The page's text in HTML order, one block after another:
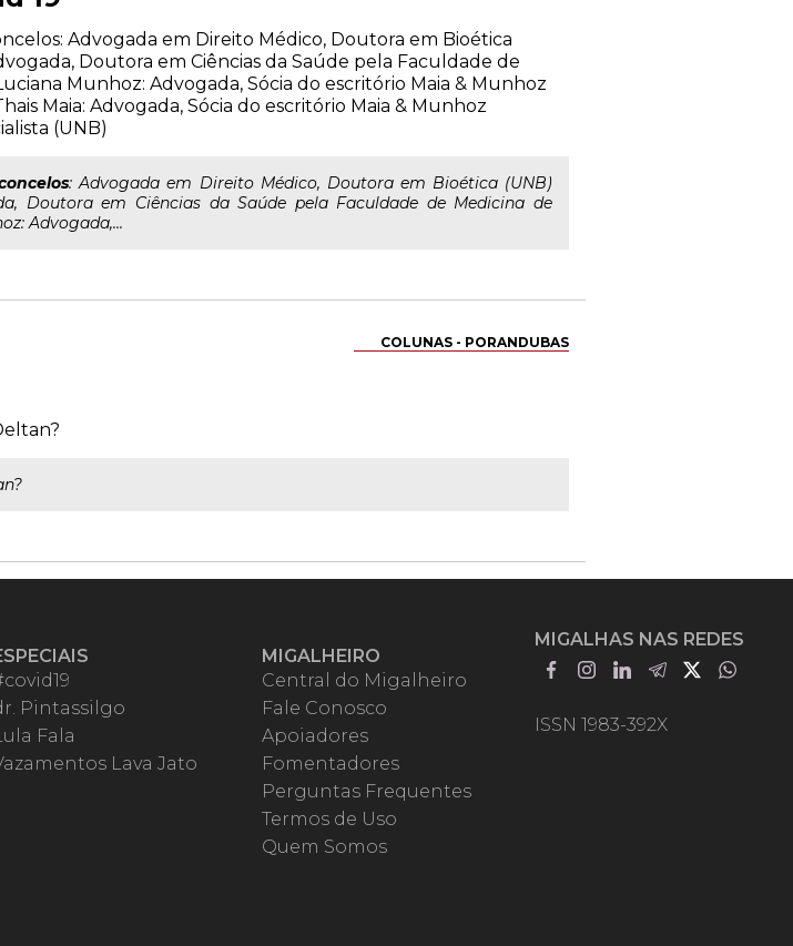
Advogada em Direito Médico, Doutora em Bioética
Doutora em Ciências da Saúde pela Faculdade de
Munhoz: Advogada, Sócia do escritório Maia & Munhoz
Maia: Advogada, Sócia do escritório Maia & Munhoz
(UNB)
: Advogada em Direito Médico, Doutora em Bioética (UNB)
Doutora em Ciências da Saúde pela Faculdade de Medicina de
Advogada,...
COLUNAS - PORANDUBAS
Pintassilgo
Fala
Lava Jato
MIGALHEIRO
Central do Migalheiro
Fale Conosco
Apoiadores
Fomentadores
Perguntas Frequentes
Termos de Uso
Quem Somos
MIGALHAS NAS REDES
ISSN 1983-392X